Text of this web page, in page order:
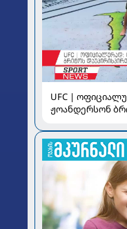
UFC |
ჟოანდერსონ